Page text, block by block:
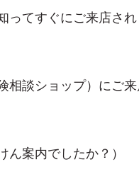
ってすぐにご来店さ
談ショップ）にご
案内でしたか？）